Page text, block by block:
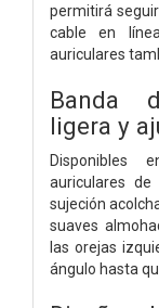
permitirá
cable en
auriculares
Banda
ligera y
Disponibles
auriculares
sujeción
suaves
las orejas
ángulo hasta